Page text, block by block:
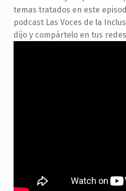
temas tratados en este
podcast Las Voces de la
dijo y compártelo en tus